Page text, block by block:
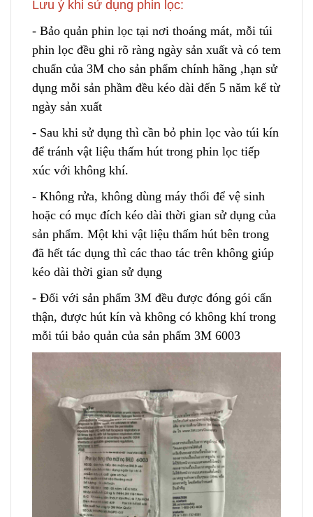
Lưu ý khi sử dụng phin lọc:
- Bảo quản phin lọc tại nơi thoáng mát, mỗi túi
phin lọc đều ghi rõ ràng ngày sản xuất và có tem
chuẩn của 3M cho sản phẩm chính hãng ,hạn sử
dụng mỗi sản phầm đều kéo dài đến 5 năm kể từ
ngày sản xuất
- Sau khi sử dụng thì cần bỏ phin lọc vào túi kín
để tránh vật liệu thấm hút trong phin lọc tiếp
xúc với không khí.
- Không rửa, không dùng máy thổi để vệ sinh
hoặc có mục đích kéo dài thời gian sử dụng của
sản phẩm. Một khi vật liệu thấm hút bên trong
đã hết tác dụng thì các thao tác trên không giúp
kéo dài thời gian sử dụng
- Đối với sản phẩm 3M đều được đóng gói cẩn
thận, được hút kín và không có không khí trong
mỗi túi bảo quản của sản phẩm 3M 6003